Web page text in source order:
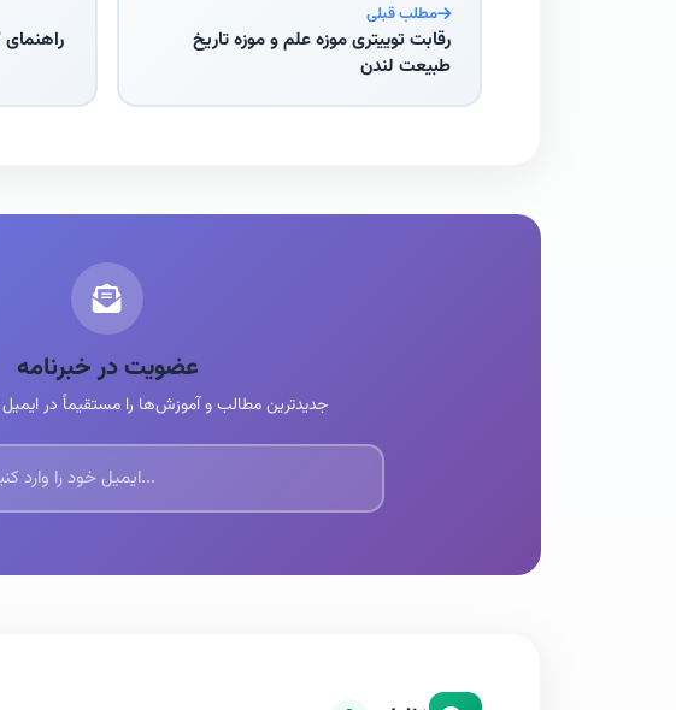
مطلب قبلی
رقابت توییتری موزه علم و موزه تاریخ
طبیعت لندن
راهنمای
عضویت در خبرنامه
جدیدترین مطالب و آموزش‌ها را مستقیماً در